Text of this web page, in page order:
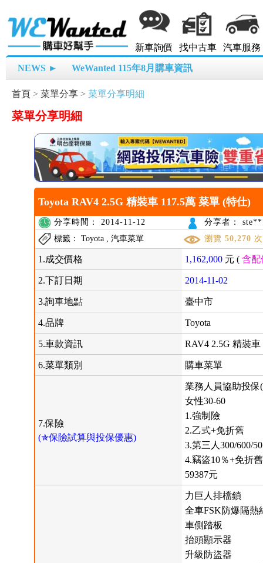
新車詢價 找中古車 汽車服務
NEWS ► WeWanted 115年8月購車資訊
首頁 > 菜單分享 > 菜單分享明細
菜單分享明細
Toyota RAV4 2.5G 精裝車 117.5萬 菜單 (特仕)
分享時間： 2014-11-12
分享者：
標籤： Toyota , 汽車菜單
瀏覽 50,270 次
1.成交價格 1,162,000 元 (含配
2.下訂日期 2014-11-02
3.詢車地點 臺中市
4.品牌 Toyota
5.車款資訊 RAV4 2.5G 精裝車
6.菜單類別 購車菜單
7.保險
(✯保險試算與投保優惠)
業務人員協助投保
女性30-60
1.強制險
2.乙式+免折舊
3.第三人300/600/
4.竊盜10％+免折
59387元
力巨人排檔鎖
全車FSK防爆隔熱
車側踏板
抬頭顯示器
升級防盜器